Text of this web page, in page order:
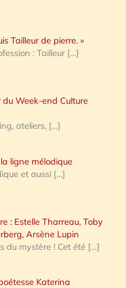
Tailleur de pierre. »
: Tailleur […]
Week-end Culture
ateliers, […]
ligne mélodique
et aussi […]
: Estelle Tharreau, Toby
Arsène Lupin
du mystère ! Cet été […]
Katerina